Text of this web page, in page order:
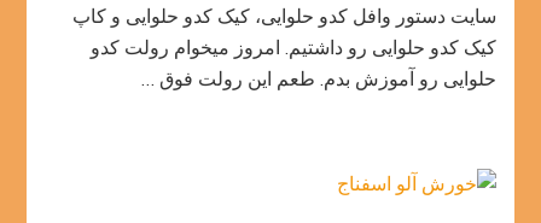
سایت دستور وافل کدو حلوایی، کیک کدو حلوایی و کاپ
کیک کدو حلوایی رو داشتیم. امروز میخوام رولت کدو
حلوایی رو آموزش بدم. طعم این رولت فوق …